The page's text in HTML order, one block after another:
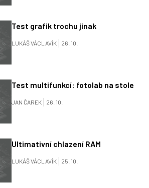
Test grafik trochu jinak
LUKÁŠ VÁCLAVÍK 26. 10.
Test multifunkcí: fotolab na stole
JAN ČAREK 26. 10.
Ultimativní chlazení RAM
LUKÁŠ VÁCLAVÍK 25. 10.